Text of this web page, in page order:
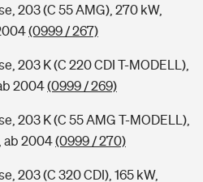
203 (C 55 AMG), 270 kW,
(0999 / 267)
203 K (C 220 CDI T-MODELL),
2004(0999 / 269)
203 K (C 55 AMG T-MODELL),
ab 2004(0999 / 270)
203 (C 320 CDI), 165 kW,